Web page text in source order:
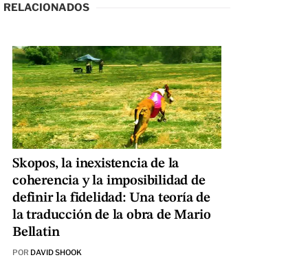
RELACIONADOS
Skopos, la inexistencia de la
coherencia y la imposibilidad de
definir la fidelidad: Una teoría de
la traducción de la obra de Mario
Bellatin
POR DAVID SHOOK